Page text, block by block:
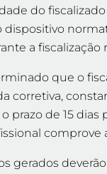
do
dispositivo
a fiscalização
que o
corretiva,
prazo de 15 dias
comprove
gerados